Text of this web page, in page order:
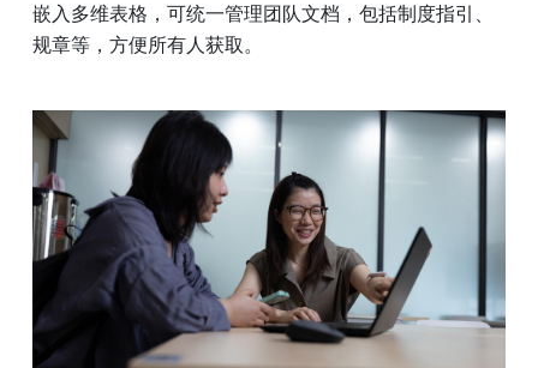
嵌入多维表格，可统一管理团队文档，包括制度指引、
规章等，方便所有人获取。